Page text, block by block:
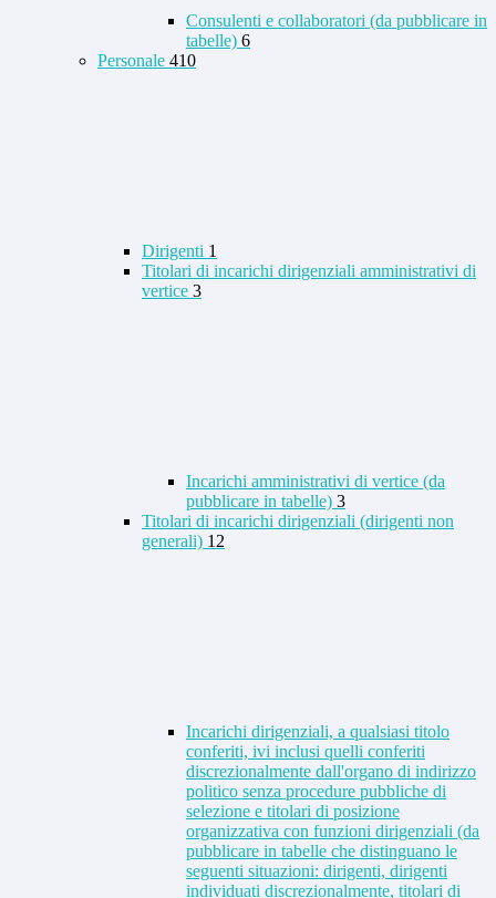
Consulenti e collaboratori (da pubblicare in
tabelle) 6
Personale 410
Dirigenti 1
Titolari di incarichi dirigenziali amministrativi di
vertice 3
Incarichi amministrativi di vertice (da
pubblicare in tabelle) 3
Titolari di incarichi dirigenziali (dirigenti non
generali) 12
Incarichi dirigenziali, a qualsiasi titolo
conferiti, ivi inclusi quelli conferiti
discrezionalmente dall'organo di indirizzo
politico senza procedure pubbliche di
selezione e titolari di posizione
organizzativa con funzioni dirigenziali (da
pubblicare in tabelle che distinguano le
seguenti situazioni: dirigenti, dirigenti
individuati discrezionalmente, titolari di